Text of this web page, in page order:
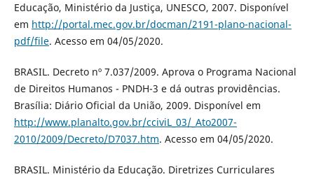
Educação, Ministério da Justiça, UNESCO, 2007. Disponível
em http://portal.mec.gov.br/docman/2191-plano-nacional-
pdf/file. Acesso em 04/05/2020.
BRASIL. Decreto nº 7.037/2009. Aprova o Programa Nacional
de Direitos Humanos - PNDH-3 e dá outras providências.
Brasília: Diário Oficial da União, 2009. Disponível em
http://www.planalto.gov.br/cciviL_03/_Ato2007-
2010/2009/Decreto/D7037.htm. Acesso em 04/05/2020.
BRASIL. Ministério da Educação. Diretrizes Curriculares